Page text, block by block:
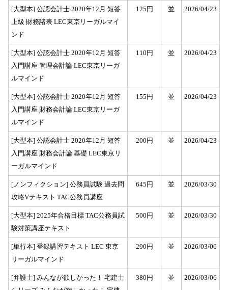
[大型本] 公認会計士 2020年12月 短答
上級 財務諸表 LEC東京リーガルマイ
ンド
125円 並 2026/04/23
[大型本] 公認会計士 2020年12月 短答
入門講座 管理会計論 LEC東京リーガ
ルマインド
110円 並 2026/04/23
[大型本] 公認会計士 2020年12月 短答
入門講座 財務会計論 LEC東京リーガ
ルマインド
155円 並 2026/04/23
[大型本] 公認会計士 2020年12月 短答
入門講座 財務会計論 基礎 LEC東京リ
ーガルマインド
200円 並 2026/04/23
[ノンフィクション] 公務員試験 過去問
攻略Vテキスト TAC公務員講座
645円 並 2026/03/30
[大型本] 2025年合格目標 TAC公務員試
験対策講座テキスト
500円 並 2026/03/30
[単行本] 登録講習テキスト LEC 東京
リーガルマインド
290円 並 2026/03/06
[弁護士] みんなが欲しかった！ 宅建士
380円 並 2026/03/06